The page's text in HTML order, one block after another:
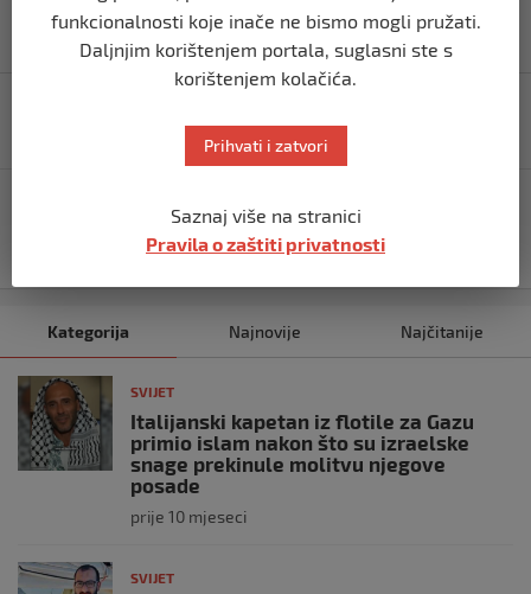
se kratkotrajna, ali izražena južina
Majka troje djece jedina preživjela tragediju kod
Raške: Dva sata bila živa zarobljena ispod oklopnog
Kategorija Najnovije Najčitanije
SVIJET
Italijanski kapetan iz flotile za Gazu
primio islam nakon što su izraelske
snage prekinule molitvu njegove
posade
prije 10 mjeseci
SVIJET
funkcionalnosti koje inače ne bismo mogli pružati.
Daljnjim korištenjem portala, suglasni ste s
korištenjem kolačića.
Prihvati i zatvori
Saznaj više na stranici
Pravila o zaštiti privatnosti